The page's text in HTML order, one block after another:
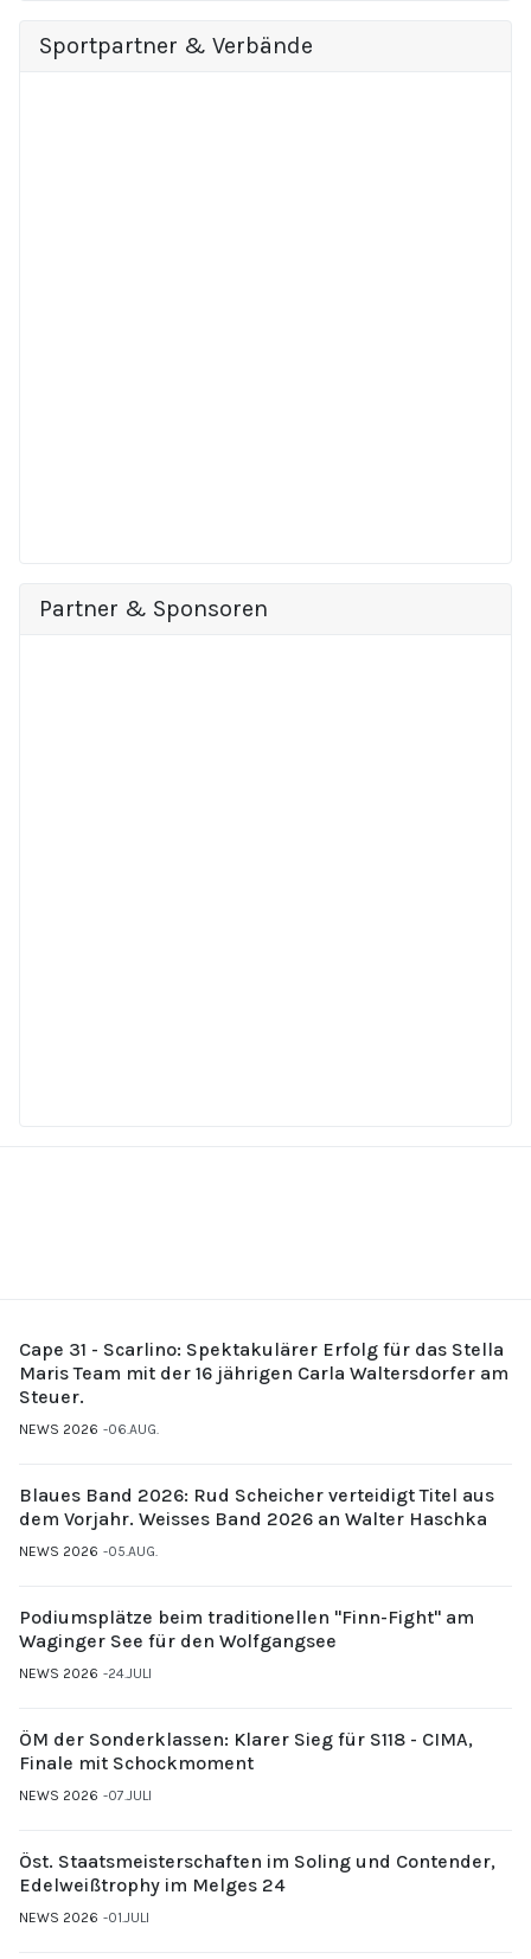
Sportpartner & Verbände
Partner & Sponsoren
Cape 31 - Scarlino: Spektakulärer Erfolg für das Stella
Maris Team mit der 16 jährigen Carla Waltersdorfer am
Steuer.
NEWS 2026 06.AUG.
Blaues Band 2026: Rud Scheicher verteidigt Titel aus
dem Vorjahr. Weisses Band 2026 an Walter Haschka
NEWS 2026 05.AUG.
Podiumsplätze beim traditionellen "Finn-Fight" am
Waginger See für den Wolfgangsee
NEWS 2026 24.JULI
ÖM der Sonderklassen: Klarer Sieg für S118 - CIMA,
Finale mit Schockmoment
NEWS 2026 07.JULI
Öst. Staatsmeisterschaften im Soling und Contender,
Edelweißtrophy im Melges 24
NEWS 2026 01.JULI